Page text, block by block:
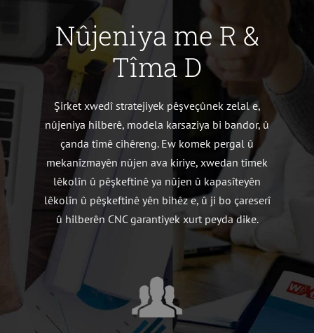
Nûjeniya me R &
Tîma D
Şirket xwedî stratejiyek pêşveçûnek zelal e,
nûjeniya hilberê, modela karsaziya bi bandor, û
çanda tîmê cihêreng. Ew komek pergal û
mekanîzmayên nûjen ava kiriye, xwedan tîmek
lêkolîn û pêşkeftinê ya nûjen û kapasîteyên
lêkolîn û pêşkeftinê yên bihêz e, û ji bo çareserî
û hilberên CNC garantiyek xurt peyda dike.